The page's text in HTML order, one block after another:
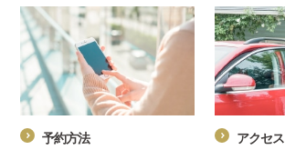
予約方法 アクセス